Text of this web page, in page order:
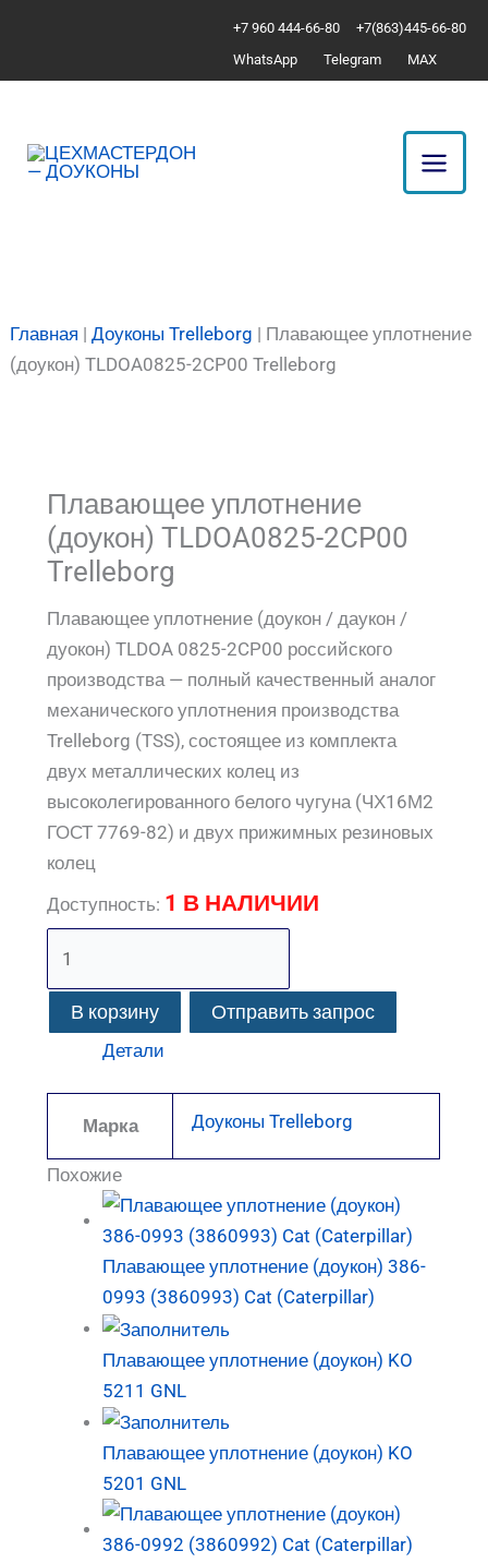
содержимому
+7 960 444-66-80
+7(863)445-66-80
WhatsApp
Telegram MAX
Главная |Доуконы Trelleborg | Плавающее уплотнение
(доукон) TLDOA0825-2CP00 Trelleborg
Плавающее уплотнение
(доукон) TLDOA0825-2CP00
Trelleborg
Плавающее уплотнение (доукон / даукон /
дуокон) TLDOA 0825-2CP00 российского
производства — полный качественный аналог
механического уплотнения производства
Trelleborg (TSS), состоящее из комплекта
двух металлических колец из
высоколегированного белого чугуна (ЧХ16М2
ГОСТ 7769-82) и двух прижимных резиновых
колец
Доступность: 1 В НАЛИЧИИ
Плавающее
TLDOA0825-
В корзину Отправить запрос
Детали
Марка Доуконы Trelleborg
Похожие
Плавающее уплотнение (доукон) 386-
0993 (3860993) Cat (Caterpillar)
Плавающее уплотнение (доукон) KO
5211 GNL
Плавающее уплотнение (доукон) KO
5201 GNL